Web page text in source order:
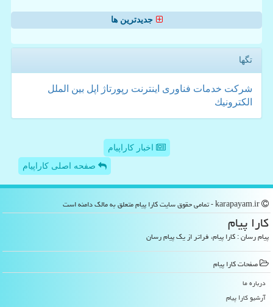
جدیدترین ها
تگها
شركت خدمات فناوری اینترنت رپورتاژ اپل بین الملل
الكترونیك
اخبار کاراپیام
صفحه اصلی کاراپیام
كارا پیام
پیام رسان : کارا پیام، فراتر از یک پیام رسان
صفحات كارا پیام
درباره ما
آرشیو كارا پیام